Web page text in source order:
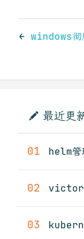
← windows彻
最近更
01 helm
02
03